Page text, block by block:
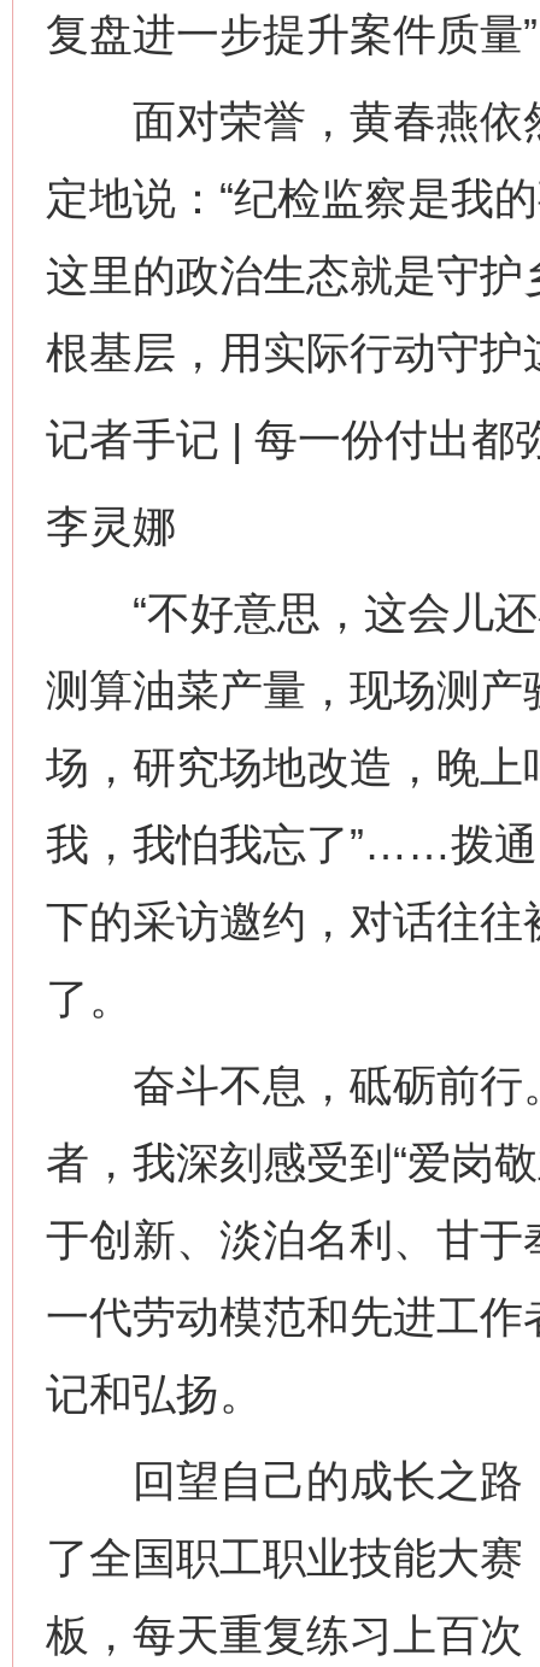
复盘进一步提升案件质
面对荣誉，黄春燕依
定地说：“纪检监察是我
这里的政治生态就是守
根基层，用实际行动守护
记者手记 | 每一份付出都
李灵娜
“不好意思，这会儿还
测算油菜产量，现场测产
场，研究场地改造，晚上
我，我怕我忘了”……拨
下的采访邀约，对话往
了。
奋斗不息，砥砺前行
者，我深刻感受到“爱岗
于创新、淡泊名利、甘于
一代劳动模范和先进工
记和弘扬。
回望自己的成长之路
了全国职工职业技能大
板，每天重复练习上百